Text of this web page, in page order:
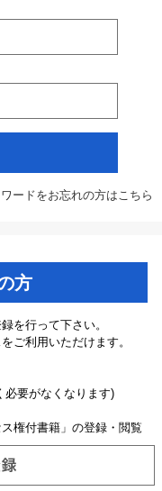
ードをお忘れの方はこちら
方
を行って下さい。
ご利用いただけます。
要がなくなります)
権付書籍」の登録・閲覧